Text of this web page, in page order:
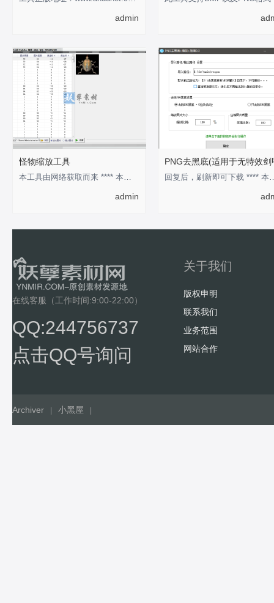
admin
怪物缩放工具
本工具由网络获取而来 **** 本内容被作者隐藏 ****
admin
PNG去黑底(适用于无特效剑
回复后，刷新即可
在线客服（工作时间:9:00-22:00）
QQ:244756737
点击QQ号询问
关于我们
版权申明
联系我们
业务范围
网站合作
Archiver 小黑屋